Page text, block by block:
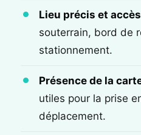
Lieu précis et accès
souterrain, bord de
stationnement.
Présence de la
utiles pour la prise
déplacement.